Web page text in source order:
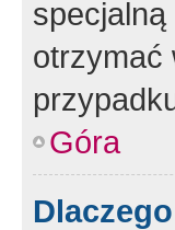
otrzymać
Góra